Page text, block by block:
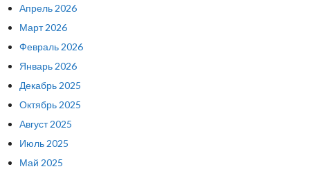
Апрель 2026
Март 2026
Февраль 2026
Январь 2026
Декабрь 2025
Октябрь 2025
Август 2025
Июль 2025
Май 2025